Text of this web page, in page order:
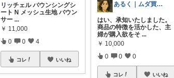
リッチェル バウンシングシ
ート N メッシュ生地 バウン
サー...
￥ 11,000
0 0 4
コレ いいね
あるく｜ムダ買い減らす人
はい、承知いたしました。
商品の特徴を活かした、主
婦が購入欲をそ ...
￥ 10,000
0 0 0
コレ いいね